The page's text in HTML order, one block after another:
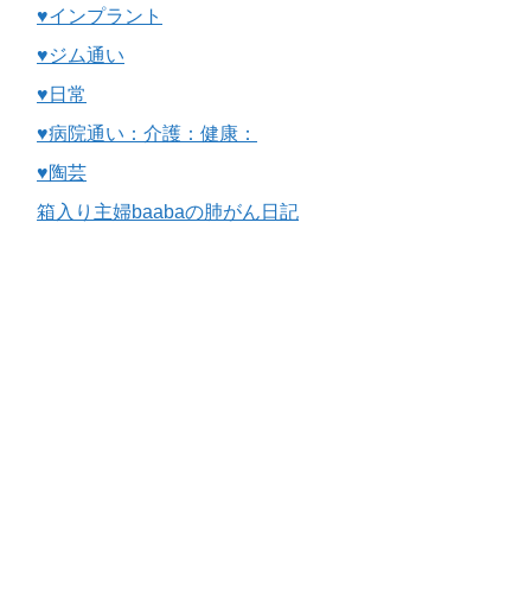
♥インプラント
♥ジム通い
♥日常
♥病院通い：介護：健康：
♥陶芸
箱入り主婦baabaの肺がん日記